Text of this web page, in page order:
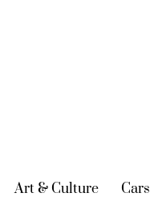
(current)
Art & Culture (current)
Cars